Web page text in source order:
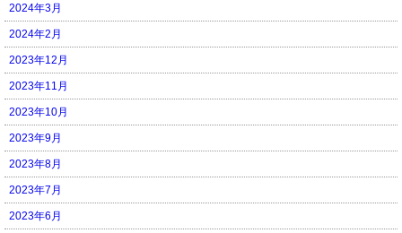
2024年3月
2024年2月
2023年12月
2023年11月
2023年10月
2023年9月
2023年8月
2023年7月
2023年6月